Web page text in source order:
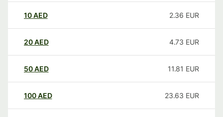
10AED 2.36 EUR
20AED 4.73 EUR
50AED 11.81 EUR
100AED 23.63 EUR